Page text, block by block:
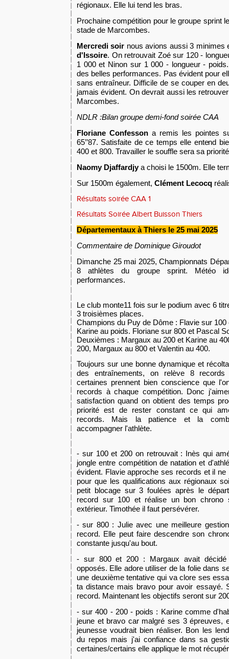
régionaux. Elle lui tend les bras.
Prochaine compétition pour le groupe sprint
stade de Marcombes.
Mercredi soir nous avions aussi 3 minimes
d'Issoire. On retrouvait Zoé sur 120 -
1 000 et Ninon sur 1 000 - longueur -
des belles performances. Pas évident pour
sans entraîneur. Difficile de se couper en
jamais évident. On devrait aussi les
Marcombes.
NDLR :Bilan groupe demi-fond soirée CAA
Floriane Confesson a remis les pointes
65’’87. Satisfaite de ce temps elle entend
400 et 800. Travailler le souffle sera sa
Naomy Djaffardjya choisi le 1500m. Elle
Sur 1500m également, Clément Lecocq
Résultats soirée CAA 1
Résultats Soirée Albert Buisson Thiers
Départementaux à Thiers le 25 mai 2025
Commentaire de Dominique Giroudot
Dimanche 25 mai 2025, Championnats
8 athlètes du groupe sprint. Météo
performances.
Le club monte11 fois sur le podium avec 6
3 troisièmes places.
Champions du Puy de Dôme : Flavie sur 100
Karine au poids. Floriane sur 800 et Pascal
Deuxièmes : Margaux au 200 et Karine au
200, Margaux au 800 et Valentin au 400.
Toujours sur une bonne dynamique et
des entraînements, on relève 8
certaines prennent bien conscience que
records à chaque compétition. Donc
satisfaction quand on obtient des temps
priorité est de rester constant ce qui
records. Mais la patience et la
accompagner l'athlète.
- sur 100 et 200 on retrouvait : Inès qui
jongle entre compétition de natation et
évident. Flavie approche ses records et il
pour que les qualifications aux régionaux
petit blocage sur 3 foulées après le
record sur 100 et réalise un bon chrono
extérieur. Timothée il faut persévérer.
- sur 800 : Julie avec une meilleure
record. Elle peut faire descendre son
constante jusqu'au bout.
- sur 800 et 200 : Margaux avait décidé
opposés. Elle adore utiliser de la folie dans
une deuxième tentative qui va clore ses
ta distance mais bravo pour avoir essayé.
record. Maintenant les objectifs seront sur
- sur 400 - 200 - poids : Karine comme
jeune et bravo car malgré ses 3 épreuves,
jeunesse voudrait bien réaliser. Bon les
du repos mais j'ai confiance dans sa
certaines/certains elle applique le mot